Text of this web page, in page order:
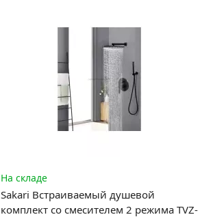
На складе
Sakari Встраиваемый душевой
комплект со смесителем 2 режима TVZ-